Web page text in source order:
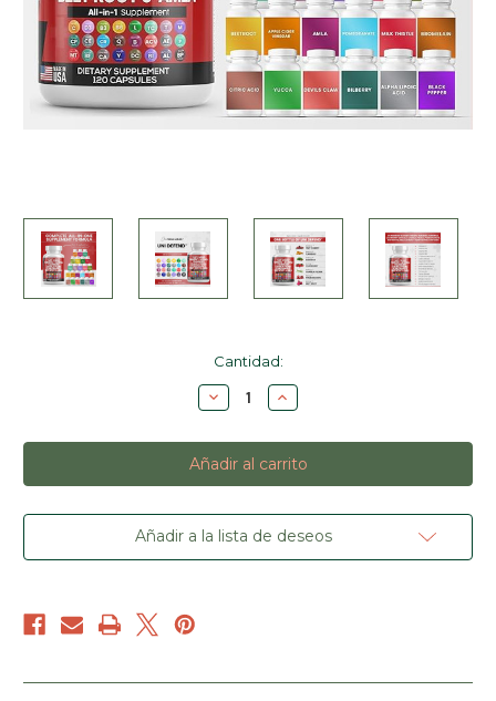
Cantidad:
Disminuir
la
de
Uric
Acid
Defend
Aumentar
la
de
Uric
Acid
Defend
Añadir a la lista de deseos